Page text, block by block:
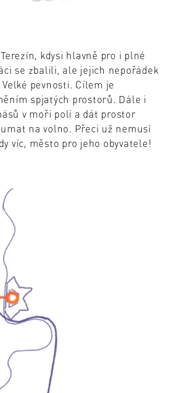
kdysi hlavně pro i plné
se zbalili, ale jejich nepořádek
pevnosti. Cílem je
spjatých prostorů. Dále i
v moři polí a dát prostor
na volno. Přeci už nemusí
víc, město pro jeho obyvatele!